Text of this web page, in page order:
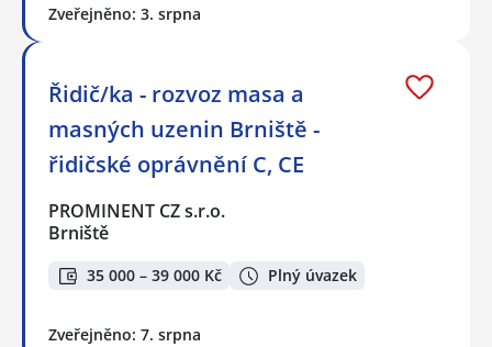
Zveřejněno: 3. srpna
Řidič/ka - rozvoz masa a
masných uzenin Brniště -
řidičské oprávnění C, CE
PROMINENT CZ s.r.o.
Brniště
35 000 – 39 000 Kč Plný úvazek
Zveřejněno: 7. srpna